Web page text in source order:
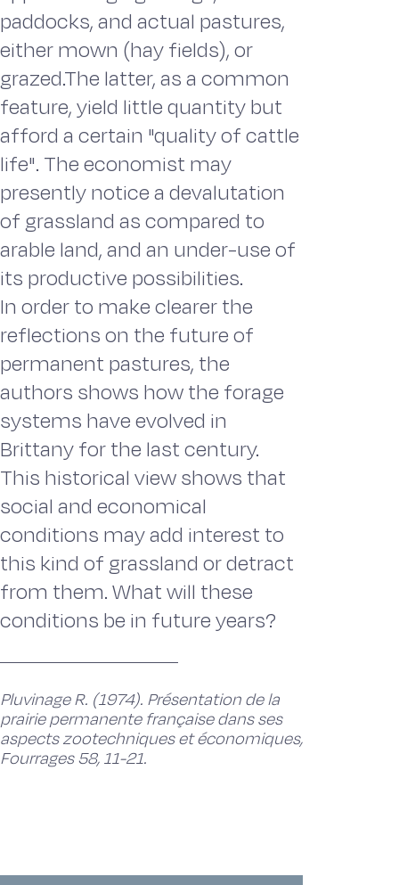
paddocks, and actual pastures,
either mown (hay fields), or
grazed.The latter, as a common
feature, yield little quantity but
afford a certain "quality of cattle
life". The economist may
presently notice a devalutation
of grassland as compared to
arable land, and an under-use of
its productive possibilities.
In order to make clearer the
reflections on the future of
permanent pastures, the
authors shows how the forage
systems have evolved in
Brittany for the last century.
This historical view shows that
social and economical
conditions may add interest to
this kind of grassland or detract
from them. What will these
conditions be in future years?
Pluvinage R. (1974). Présentation de la
prairie permanente française dans ses
aspects zootechniques et économiques,
Fourrages 58, 11-21.